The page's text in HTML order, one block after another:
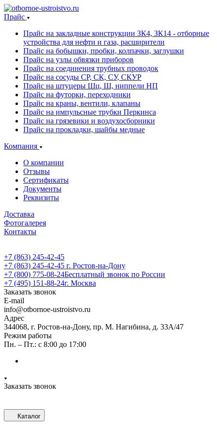
Прайс
Прайс на закладные конструкции ЗК4, ЗК14 - отборные
устройства для нефти и газа, расширители
Прайс на бобышки, пробки, колпачки, заглушки
Прайс на узлы обвязки приборов
Прайс на соединения трубных проводок
Прайс на сосуды СР, СК, СУ, СКУР
Прайс на штуцеры Шц, Ш, ниппели НП
Прайс на футорки, переходники
Прайс на краны, вентили, клапаны
Прайс на импульсные трубки Перкинса
Прайс на грязевики и воздухосборники
Прайс на прокладки, шайбы медные
Компания
О компании
Отзывы
Сертификаты
Документы
Реквизиты
Доставка
Фотогалерея
Контакты
+7 (863) 245-42-45
+7 (863) 245-42-45 г. Ростов-на-Дону
+7 (800) 775-08-24Бесплатный звонок по России
+7 (495) 151-88-24г. Москва
Заказать звонок
E-mail
info@otbornoe-ustroistvo.ru
Адрес
344068, г. Ростов-на-Дону, пр. М. Нагибина, д. 33А/47
Режим работы
Пн. – Пт.: с 8:00 до 17:00
Заказать звонок
Каталог